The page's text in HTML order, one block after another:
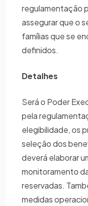
regulamentação
assegurar que o
famílias que se
definidos.
Detalhes
Será o Poder
pela
elegibilidade, os
seleção dos
deverá elaborar
monitoramento
reservadas.
medidas